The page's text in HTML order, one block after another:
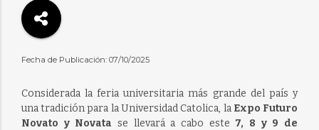
Fecha de Publicación: 07/10/2025
Considerada la feria universitaria más grande del país y
una tradición para la Universidad Catolica, la Expo Futuro
Novato y Novata se llevará a cabo este 7, 8 y 9 de